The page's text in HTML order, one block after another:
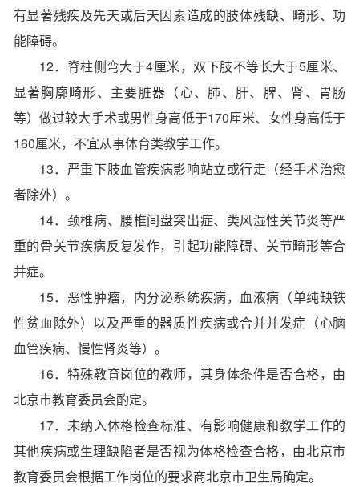
有显著残疾及先天或后天因素造成的肢体残缺、畸形、功
能障碍。
12．脊柱侧弯大于4厘米，双下肢不等长大于5厘米、
显著胸廓畸形、主要脏器（心、肺、肝、脾、肾、胃肠
等）做过较大手术或男性身高低于170厘米、女性身高低于
160厘米，不宜从事体育类教学工作。
13．严重下肢血管疾病影响站立或行走（经手术治愈
者除外）。
14．颈椎病、腰椎间盘突出症、类风湿性关节炎等严
重的骨关节疾病反复发作，引起功能障碍、关节畸形等合
并症。
15．恶性肿瘤，内分泌系统疾病，血液病（单纯缺铁
性贫血除外）以及严重的器质性疾病或合并并发症（心脑
血管疾病、慢性肾炎等）。
16．特殊教育岗位的教师，其身体条件是否合格，由
北京市教育委员会酌定。
17．未纳入体格检查标准、有影响健康和教学工作的
其他疾病或生理缺陷者是否视为体格检查合格，由北京市
教育委员会根据工作岗位的要求商北京市卫生局确定。